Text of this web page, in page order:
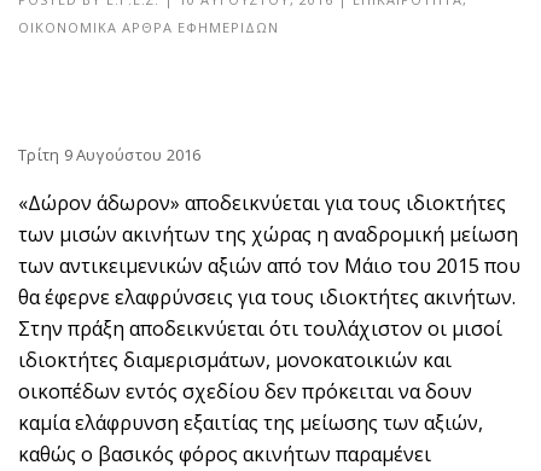
ΟΙΚΟΝΟΜΙΚΑ ΑΡΘΡΑ ΕΦΗΜΕΡΙΔΩΝ
Τρίτη 9 Αυγούστου 2016
«Δώρον άδωρον» αποδεικνύεται για τους ιδιοκτήτες
των μισών ακινήτων της χώρας η αναδρομική μείωση
των αντικειμενικών αξιών από τον Μάιο του 2015 που
θα έφερνε ελαφρύνσεις για τους ιδιοκτήτες ακινήτων.
Στην πράξη αποδεικνύεται ότι τουλάχιστον οι μισοί
ιδιοκτήτες διαμερισμάτων, μονοκατοικιών και
οικοπέδων εντός σχεδίου δεν πρόκειται να δουν
καμία ελάφρυνση εξαιτίας της μείωσης των αξιών,
καθώς ο βασικός φόρος ακινήτων παραμένει